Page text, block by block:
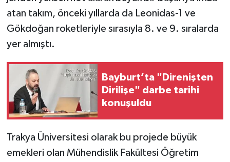
atan takım, önceki yıllarda da Leonidas-1 ve
Gökdoğan roketleriyle sırasıyla 8. ve 9. sıralarda
yer almıştı.
Bayburt’ta "Direnişten
Dirilişe" darbe tarihi
konuşuldu
Trakya Üniversitesi olarak bu projede büyük
emekleri olan Mühendislik Fakültesi Öğretim